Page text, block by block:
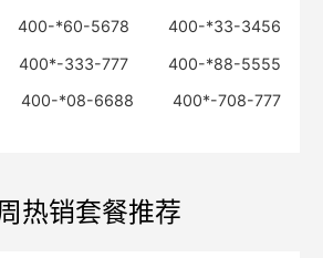
400-*60-5678
400-*33-3456
400*-333-777
400-*88-5555
400-*08-6688 400*-708-777
热销套餐推荐